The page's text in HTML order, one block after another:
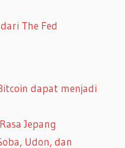
The Fed
dapat menjadi
Jepang
Udon, dan